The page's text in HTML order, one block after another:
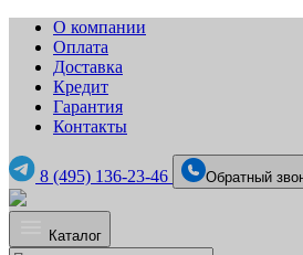
О компании
Оплата
Доставка
Кредит
Гарантия
Контакты
8 (495) 136-23-46 Обратный
Каталог